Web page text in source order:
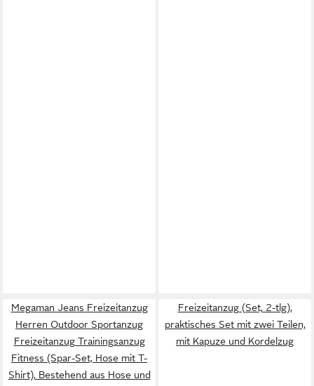
Megaman Jeans Freizeitanzug
Herren Outdoor Sportanzug
Freizeitanzug Trainingsanzug
Fitness (Spar-Set, Hose mit T-
Shirt), Bestehend aus Hose und
Freizeitanzug (Set, 2-tlg),
praktisches Set mit zwei Teilen,
mit Kapuze und Kordelzug